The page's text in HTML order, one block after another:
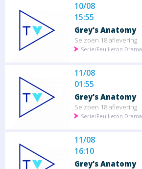
10/08
15:55
Grey's Anatomy
Seizoen 18 aflevering
Serie/Feuilleton Drama
11/08
01:55
Grey's Anatomy
Seizoen 18 aflevering
Serie/Feuilleton Drama
11/08
16:10
Grey's Anatomy